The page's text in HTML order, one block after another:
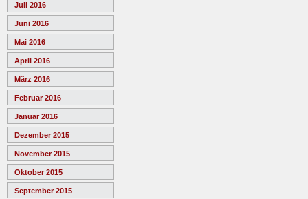
Juli 2016
Juni 2016
Mai 2016
April 2016
März 2016
Februar 2016
Januar 2016
Dezember 2015
November 2015
Oktober 2015
September 2015